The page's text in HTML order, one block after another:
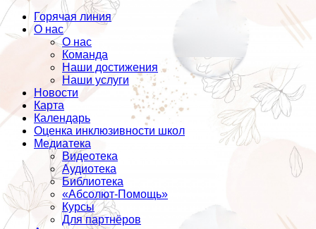
Горячая линия
О нас
О нас
Команда
Наши достижения
Наши услуги
Новости
Карта
Календарь
Оценка инклюзивности школ
Медиатека
Видеотека
Аудиотека
Библиотека
«Абсолют-Помощь»
Курсы
Для партнёров